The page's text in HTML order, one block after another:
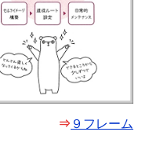
⇒ ９フレーム